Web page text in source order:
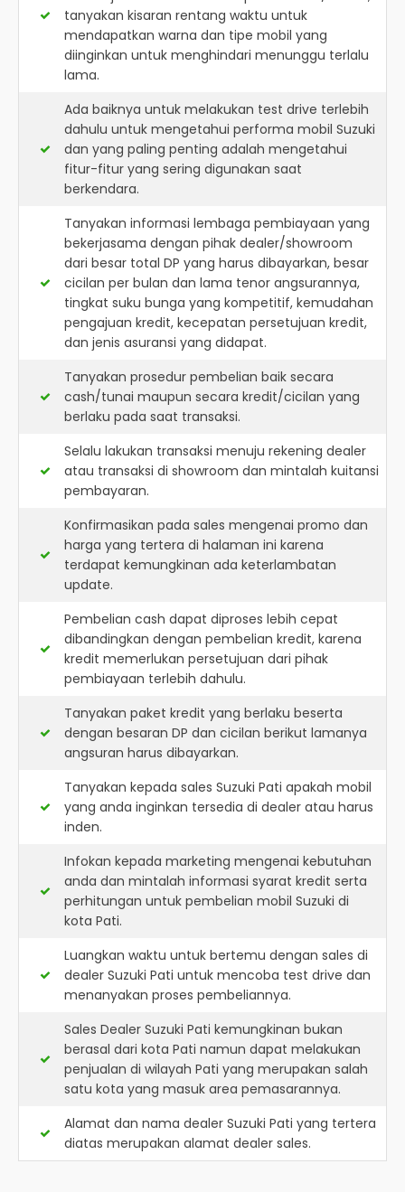
tanyakan kisaran rentang waktu untuk
mendapatkan warna dan tipe mobil yang
diinginkan untuk menghindari menunggu terlalu
lama.
Ada baiknya untuk melakukan test drive terlebih
dahulu untuk mengetahui performa mobil Suzuki
dan yang paling penting adalah mengetahui
fitur-fitur yang sering digunakan saat
berkendara.
Tanyakan informasi lembaga pembiayaan yang
bekerjasama dengan pihak dealer/showroom
dari besar total DP yang harus dibayarkan, besar
cicilan per bulan dan lama tenor angsurannya,
tingkat suku bunga yang kompetitif, kemudahan
pengajuan kredit, kecepatan persetujuan kredit,
dan jenis asuransi yang didapat.
Tanyakan prosedur pembelian baik secara
cash/tunai maupun secara kredit/cicilan yang
berlaku pada saat transaksi.
Selalu lakukan transaksi menuju rekening dealer
atau transaksi di showroom dan mintalah kuitansi
pembayaran.
Konfirmasikan pada sales mengenai promo dan
harga yang tertera di halaman ini karena
terdapat kemungkinan ada keterlambatan
update.
Pembelian cash dapat diproses lebih cepat
dibandingkan dengan pembelian kredit, karena
kredit memerlukan persetujuan dari pihak
pembiayaan terlebih dahulu.
Tanyakan paket kredit yang berlaku beserta
dengan besaran DP dan cicilan berikut lamanya
angsuran harus dibayarkan.
Tanyakan kepada sales Suzuki Pati apakah mobil
yang anda inginkan tersedia di dealer atau harus
inden.
Infokan kepada marketing mengenai kebutuhan
anda dan mintalah informasi syarat kredit serta
perhitungan untuk pembelian mobil Suzuki di
kota Pati.
Luangkan waktu untuk bertemu dengan sales di
dealer Suzuki Pati untuk mencoba test drive dan
menanyakan proses pembeliannya.
Sales Dealer Suzuki Pati kemungkinan bukan
berasal dari kota Pati namun dapat melakukan
penjualan di wilayah Pati yang merupakan salah
satu kota yang masuk area pemasarannya.
Alamat dan nama dealer Suzuki Pati yang tertera
diatas merupakan alamat dealer sales.